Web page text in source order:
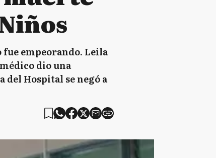
empeorando. Leila
dio una
del Hospital se negó a